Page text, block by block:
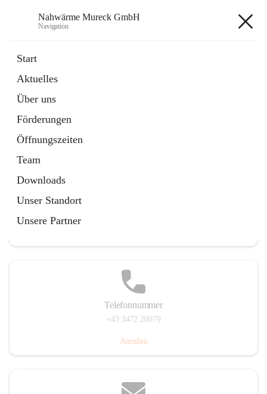
Nahwärme Mureck GmbH
Navigation
Start
Aktuelles
Über uns
Förderungen
Öffnungszeiten
Team
Downloads
Unser Standort
Unsere Partner
Artikel
in
Tab
Telefonnummer
+43 3472 20079
Anrufen